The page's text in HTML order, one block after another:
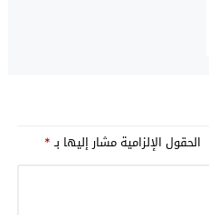
الحقول الإلزامية مشار إليها بـ*